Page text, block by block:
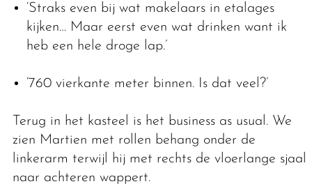
‘Straks even bij wat makelaars in etalages
kijken… Maar eerst even wat drinken want ik
heb een hele droge lap.’
‘760 vierkante meter binnen. Is dat veel?’
Terug in het kasteel is het business as usual. We
zien Martien met rollen behang onder de
linkerarm terwijl hij met rechts de vloerlange sjaal
naar achteren wappert.